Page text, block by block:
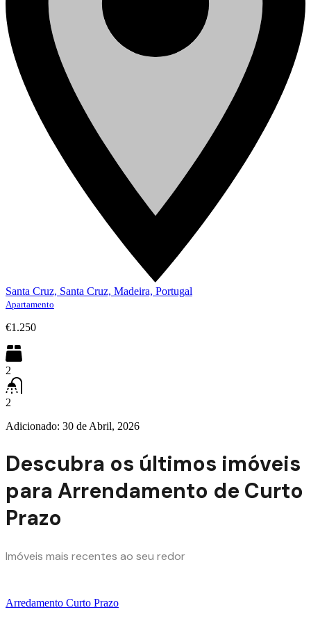
Santa Cruz, Santa Cruz, Madeira, Portugal
Apartamento
€1.250
2
2
Adicionado: 30 de Abril, 2026
Descubra os últimos imóveis
para Arrendamento de Curto
Prazo
Imóveis mais recentes ao seu redor
Arredamento Curto Prazo